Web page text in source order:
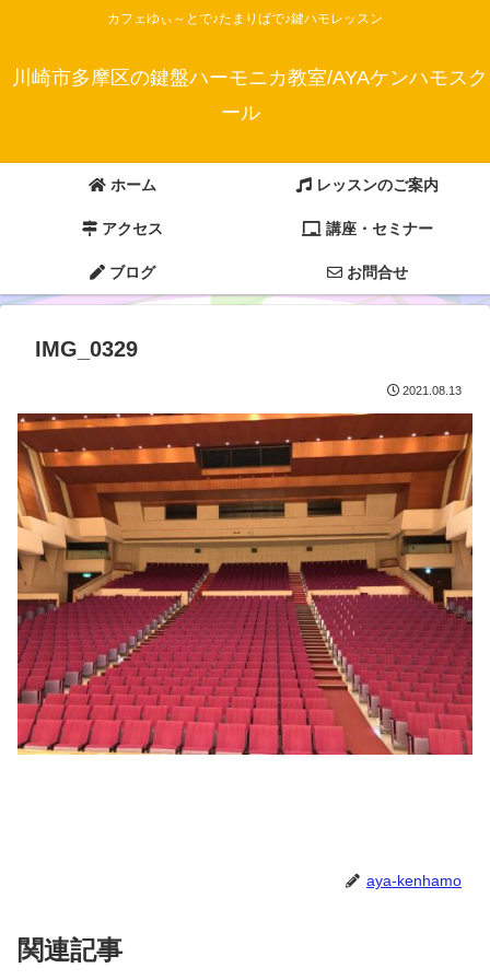
カフェゆぃ～とで♪たまりばで♪鍵ハモレッスン
川崎市多摩区の鍵盤ハーモニカ教室/AYAケンハモスク
ール
ホーム レッスンのご案内
アクセス 講座・セミナー
ブログ お問合せ
IMG_0329
2021.08.13
aya-kenhamo
関連記事